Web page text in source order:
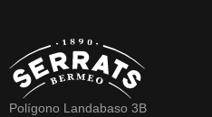
Polígono Landabaso 3B